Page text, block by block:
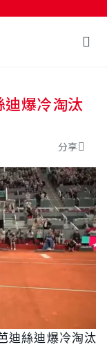
爆冷淘汰
分享
迪絲迪爆冷淘汰